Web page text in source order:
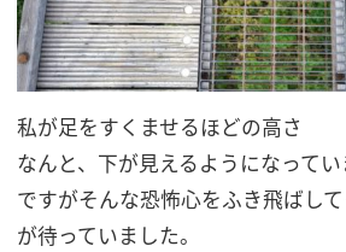
私が足をすくませるほどの高さ
なんと、下が見えるようになってい
ですがそんな恐怖心をふき飛ばし
が待っていました。